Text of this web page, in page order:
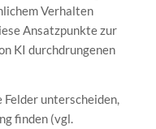
Verhalten
Ansatzpunkte zur
KI durchdrungenen
Felder unterscheiden,
finden (vgl.